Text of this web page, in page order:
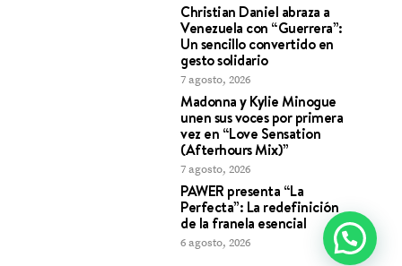
Christian Daniel abraza a
Venezuela con “Guerrera”:
Un sencillo convertido en
gesto solidario
7 agosto, 2026
Madonna y Kylie Minogue
unen sus voces por primera
vez en “Love Sensation
(Afterhours Mix)”
7 agosto, 2026
PAWER presenta “La
Perfecta”: La redefinición
de la franela esencial
6 agosto, 2026